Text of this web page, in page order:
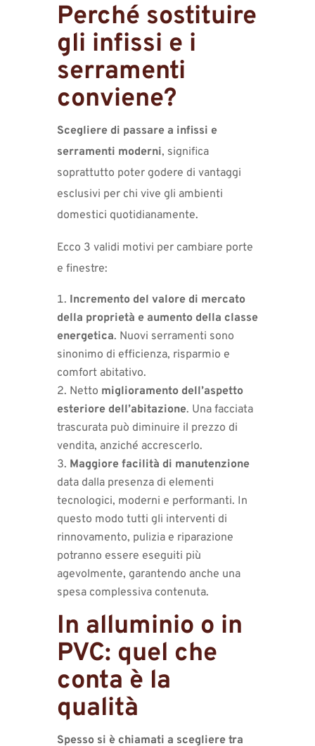
Perché sostituire
gli infissi e i
serramenti
conviene?
Scegliere di passare a infissi e
serramenti moderni, significa
soprattutto poter godere di vantaggi
esclusivi per chi vive gli ambienti
domestici quotidianamente.
Ecco 3 validi motivi per cambiare porte
e finestre:
Incremento del valore di mercato
della proprietà e aumento della classe
energetica. Nuovi serramenti sono
sinonimo di efficienza, risparmio e
comfort abitativo.
Netto miglioramento dell’aspetto
esteriore dell’abitazione. Una facciata
trascurata può diminuire il prezzo di
vendita, anziché accrescerlo.
Maggiore facilità di manutenzione
data dalla presenza di elementi
tecnologici, moderni e performanti. In
questo modo tutti gli interventi di
rinnovamento, pulizia e riparazione
potranno essere eseguiti più
agevolmente, garantendo anche una
spesa complessiva contenuta.
In alluminio o in
PVC: quel che
conta è la
qualità
Spesso si è chiamati a scegliere tra